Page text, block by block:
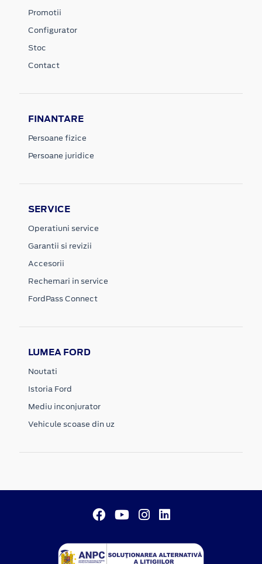
Promotii
Configurator
Stoc
Contact
FINANTARE
Persoane fizice
Persoane juridice
SERVICE
Operatiuni service
Garantii si revizii
Accesorii
Rechemari in service
FordPass Connect
LUMEA FORD
Noutati
Istoria Ford
Mediu inconjurator
Vehicule scoase din uz